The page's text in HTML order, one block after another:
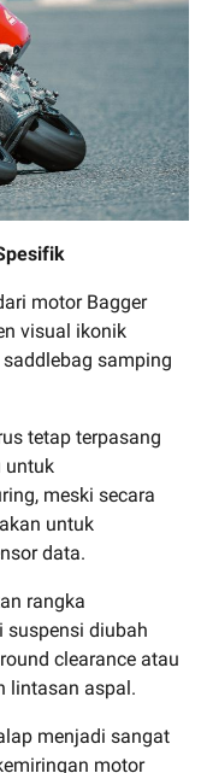
motor Bagger
visual ikonik
samping
tetap terpasang
untuk
meski secara
untuk
data.
rangka
suspensi diubah
clearance atau
lintasan aspal.
menjadi sangat
motor